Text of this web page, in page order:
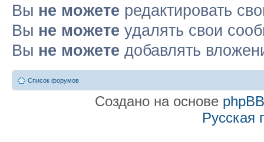
Вы не можете редактировать
Вы не можете удалять свои
Вы не можете добавлять
Список форумов
Создано на основе phpBB
Русская